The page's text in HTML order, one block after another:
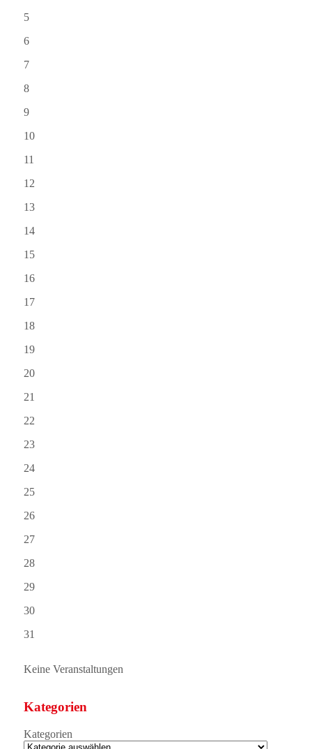
5
6
7
8
9
10
11
12
13
14
15
16
17
18
19
20
21
22
23
24
25
26
27
28
29
30
31
Keine Veranstaltungen
Kategorien
Kategorien